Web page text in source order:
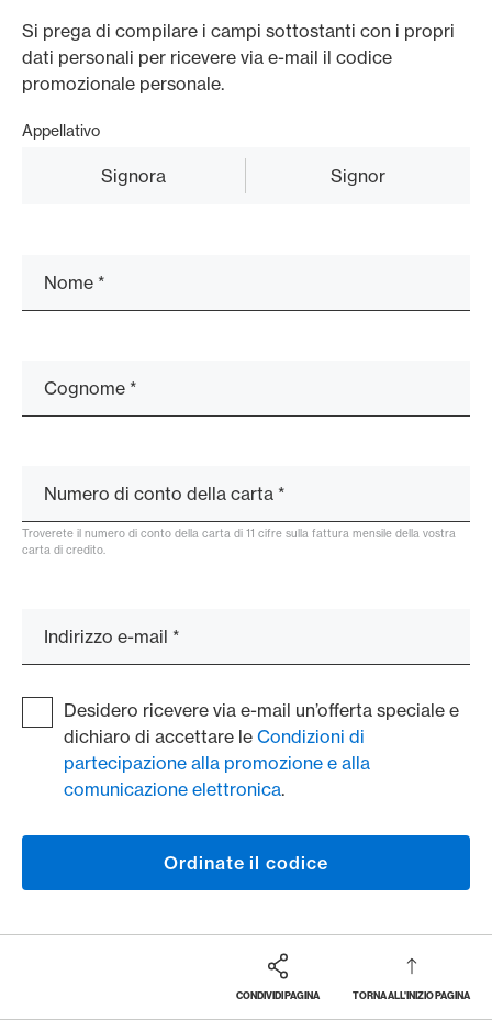
Si prega di compilare i campi sottostanti con i propri
dati personali per ricevere via e-mail il codice
promozionale personale.
Appellativo
Signora Signor
Nome *
Cognome *
Numero di conto della carta *
Troverete il numero di conto della carta di 11 cifre sulla fattura mensile della vostra
carta di credito.
Indirizzo e-mail *
Desidero ricevere via e-mail un’offerta speciale e
dichiaro di accettare le Condizioni di
partecipazione alla promozione e alla
comunicazione elettronica.
Ordinate il codice
CONDIVIDI PAGINA TORNA ALL'INIZIO PAGINA